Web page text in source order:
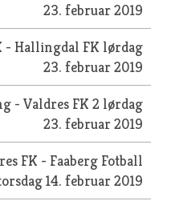
23. februar 2019
- Hallingdal FK lørdag
23. februar 2019
- Valdres FK 2 lørdag
23. februar 2019
FK - Faaberg Fotball
14. februar 2019